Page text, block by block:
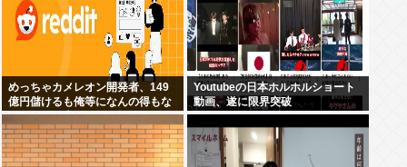
めっちゃカメレオン開発者、149
億円儲けるも俺等になんの得もな
いだろと欧米白人掲示板redditで
話題に
Youtubeの日本ホルホルショート
動画、遂に限界突破